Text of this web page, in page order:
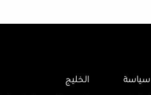
سياسة الخليج